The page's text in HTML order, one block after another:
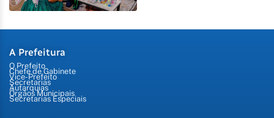
A Prefeitura
O Prefeito
Chefe de Gabinete
Vice-Prefeito
Secretarias
Autarquias
Órgãos Municipais
Secretarias Especiais